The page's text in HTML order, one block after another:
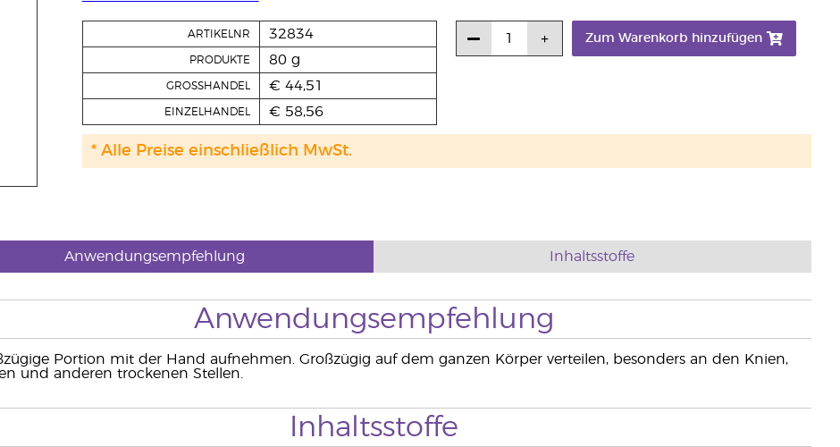
ARTIKELNR 32834
PRODUKTE 80 g
GROSSHANDEL € 44,51
EINZELHANDEL € 58,56
Zum Warenkorb hinzufügen
* Alle Preise einschließlich MwSt.
Anwendungsempfehlung Inhaltsstoffe
Anwendungsempfehlung
Portion mit der Hand aufnehmen. Großzügig auf dem ganzen Körper verteilen, besonders an den Knien,
und anderen trockenen Stellen.
Inhaltsstoffe